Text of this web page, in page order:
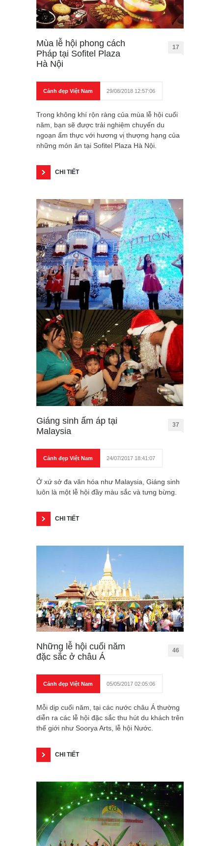
Mùa lễ hội phong cách
Pháp tại Sofitel Plaza
Hà Nội
17
Cảnh đẹp Việt Nam 29/08/2018 12:57:06
Trong không khí rộn ràng của mùa lễ hội cuối
năm, bạn sẽ được trải nghiệm chuyến du
ngoạn ẩm thực với hương vị thượng hạng của
những món ăn tại Sofitel Plaza Hà Nội.
CHI TIẾT
Giáng sinh ấm áp tại
Malaysia
37
Cảnh đẹp Việt Nam 24/07/2017 18:41:07
Ở xứ sở đa văn hóa như Malaysia, Giáng sinh
luôn là một lễ hội đầy màu sắc và tưng bừng.
CHI TIẾT
Những lễ hội cuối năm
đặc sắc ở châu Á
46
Cảnh đẹp Việt Nam 05/05/2017 02:05:06
Mỗi dịp cuối năm, tại các nước châu Á thường
diễn ra các lễ hội đặc sắc thu hút du khách trên
thế giới như Soorya Arts, lễ hội Nước.
CHI TIẾT